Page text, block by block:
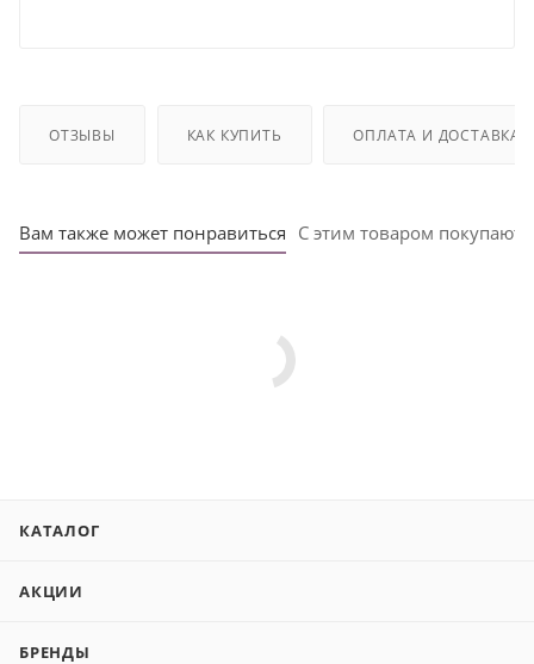
ОТЗЫВЫ КАК КУПИТЬ ОПЛАТА И ДОСТАВКА
Вам также может понравиться С этим товаром покупают
КАТАЛОГ
АКЦИИ
БРЕНДЫ